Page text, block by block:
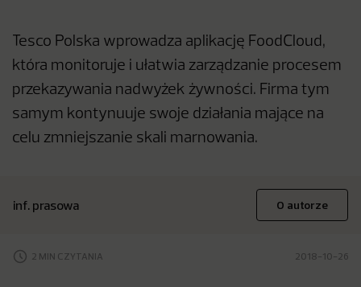
Tesco Polska wprowadza aplikację FoodCloud,
która monitoruje i ułatwia zarządzanie procesem
przekazywania nadwyżek żywności. Firma tym
samym kontynuuje swoje działania mające na
celu zmniejszanie skali marnowania.
inf. prasowa O autorze
2 MIN CZYTANIA 2018-10-26